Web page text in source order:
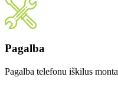
Pagalba
Pagalba telefonu iškilus